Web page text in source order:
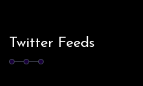
Twitter Feeds